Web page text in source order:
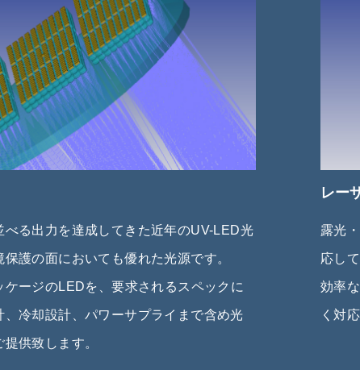
べる出力を達成してきた近年のUV-LED光
護の面においても優れた光源です。
ケージのLEDを、要求されるスペックに
、冷却設計、パワーサプライまで含め光
供致します。
レー
露光
応し
効率
く対